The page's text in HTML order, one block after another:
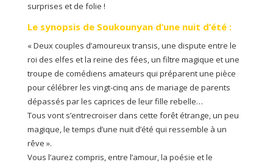
surprises et de folie !
Le synopsis de Soukounyan d’une nuit d’été :
« Deux couples d’amoureux transis, une dispute entre le
roi des elfes et la reine des fées, un filtre magique et une
troupe de comédiens amateurs qui préparent une pièce
pour célébrer les vingt-cinq ans de mariage de parents
dépassés par les caprices de leur fille rebelle…
Tous vont s’entrecroiser dans cette forêt étrange, un peu
magique, le temps d’une nuit d’été qui ressemble à un
rêve ».
Vous l’aurez compris, entre l’amour, la poésie et le